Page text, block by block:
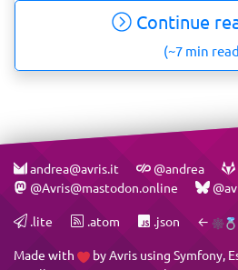
Continue
(~7 min
andrea@avris.it @andrea
@Avris@mastodon.online
.lite .atom .json ←
Made with byAvris using Symfony,